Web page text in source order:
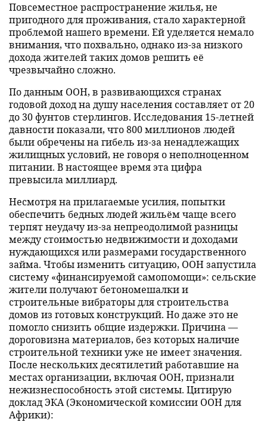
Повсеместное распространение жилья, не
пригодного для проживания, стало характерной
проблемой нашего времени. Ей уделяется немало
внимания, что похвально, однако из-за низкого
дохода жителей таких домов решить её
чрезвычайно сложно.
По данным ООН, в развивающихся странах
годовой доход на душу населения составляет от 20
до 30 фунтов стерлингов. Исследования 15-летней
давности показали, что 800 миллионов людей
были обречены на гибель из-за ненадлежащих
жилищных условий, не говоря о неполноценном
питании. В настоящее время эта цифра
превысила миллиард.
Несмотря на прилагаемые усилия, попытки
обеспечить бедных людей жильём чаще всего
терпят неудачу из-за непреодолимой разницы
между стоимостью недвижимости и доходами
нуждающихся или размерами государственного
займа. Чтобы изменить ситуацию, ООН запустила
систему «финансируемой самопомощи»: сельские
жители получают бетономешалки и
строительные вибраторы для строительства
домов из готовых конструкций. Но даже это не
помогло снизить общие издержки. Причина —
дороговизна материалов, без которых наличие
строительной техники уже не имеет значения.
После нескольких десятилетий работавшие на
местах организации, включая ООН, признали
нежизнеспособность этой системы. Цитирую
доклад ЭКА (Экономической комиссии ООН для
Африки):